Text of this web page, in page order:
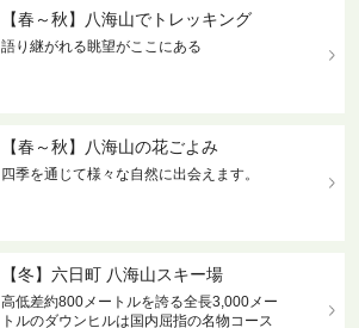
【春～秋】八海山でトレッキング
語り継がれる眺望がここにある
【春～秋】八海山の花ごよみ
四季を通じて様々な自然に出会えます。
【冬】六日町 八海山スキー場
高低差約800メートルを誇る全長3,000メー
トルのダウンヒルは国内屈指の名物コース